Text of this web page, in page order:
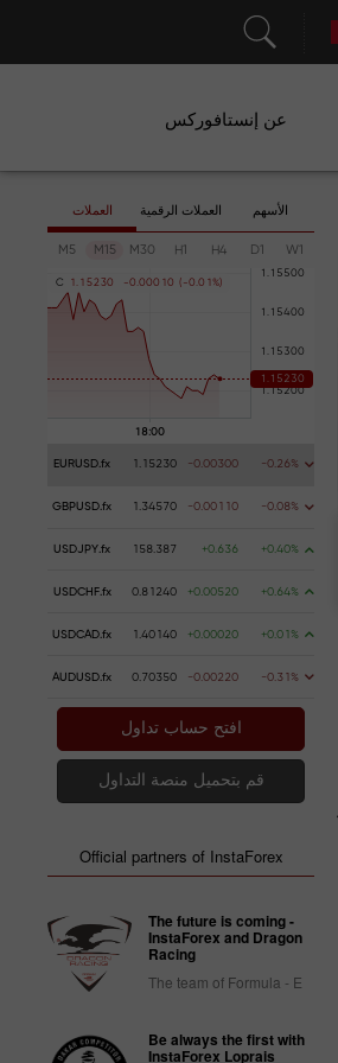
عن إنستافوركس
العملات العملات الرقمية الأسهم
M5 M15 M30 H1 H4 D1 W1
C 1 . 1 52 30 -0 .000 1 0 ( -0 .0 1 %
EURUSD.fx 1.15230 -0.00300 -0.26%
GBPUSD.fx 1.34570 -0.00110 -0.08%
USDJPY.fx 158.387 +0.636 +0.40%
USDCHF.fx 0.81240 +0.00520 +0.64%
USDCAD.fx 1.40140 +0.00020 +0.01%
AUDUSD.fx 0.70350 -0.00220 -0.31%
افتح حساب تداول
قم بتحميل منصة التداول
Official partners of InstaForex
The future is coming -
InstaForex and Dragon
Racing
The team of Formula - E
Be always the first with
InstaForex Loprais